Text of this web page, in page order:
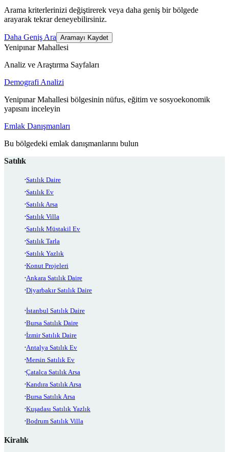
Arama kriterlerinizi değiştirerek veya daha geniş bir bölgede
arayarak tekrar deneyebilirsiniz.
Daha Geniş Ara Aramayı Kaydet
Yenipınar Mahallesi
Analiz ve Araştırma Sayfaları
Demografi Analizi
Yenipınar Mahallesi bölgesinin nüfus, eğitim ve sosyoekonomik
yapısını inceleyin
Emlak Danışmanları
Bu bölgedeki emlak danışmanlarını bulun
Satılık
Satılık Daire
Satılık Ev
Satılık Arsa
Satılık Villa
Satılık Müstakil Ev
Satılık Tarla
Satılık Yazlık
Konut Projeleri
Ankara Satılık Daire
Diyarbakır Satılık Daire
İstanbul Satılık Daire
Bursa Satılık Daire
İzmir Satılık Daire
Antalya Satılık Ev
Mersin Satılık Ev
Çatalca Satılık Arsa
Kandıra Satılık Arsa
Bursa Satılık Arsa
Kuşadası Satılık Yazlık
Bodrum Satılık Villa
Kiralık